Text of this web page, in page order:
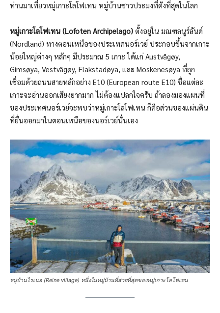
ท่านมาเที่ยวหมู่เกาะโลโฟเทน หมู่บ้านชาวประมงที่ดังที่สุดในโลก
หมู่เกาะโลโฟเทน (Lofoten Archipelago) ตั้งอยู่ใน มณฑลนูร์ลันด์
(Nordland) ทางตอนเหนือของประเทศนอร์เวย์ ประกอบขึ้นจากเกาะ
น้อยใหญ่ต่างๆ หลักๆ มีประมาณ 5 เกาะ ได้แก่ Austvågøy,
Gimsøya, Vestvågøy, Flakstadøya, และ Moskenesøya ที่ถูก
เชื่อมด้วยถนนสายหลักอย่าง E10 (European route E10) ชื่อแต่ละ
เกาะจะอ่านออกเสียงยากมาก ไม่ต้องแปลกใจครับ ถ้าลองมองแผนที่
ของประเทศนอร์เวย์จะพบว่าหมู่เกาะโลโฟเทน ก็คือส่วนของแผ่นดิน
ที่ยื่นออกมาในตอนเหนือของนอร์เวย์นั่นเอง
หมู่บ้านไรเนอ (Reine village) หนึ่งในหมู่บ้านที่สวยที่สุดของหมู่เกาะโลโฟเทน